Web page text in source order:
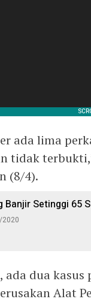
ada lima
tidak
(8/4).
Banjir Setinggi 65
ada dua
Alat